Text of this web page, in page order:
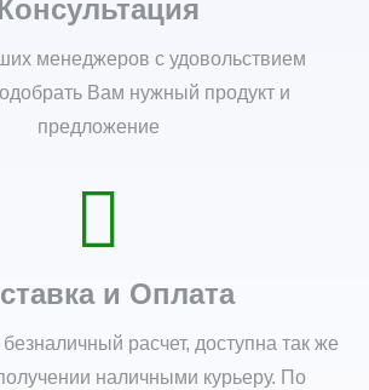
менеджеров с удовольствием
Вам нужный продукт и
предложение
и Оплата
расчет, доступна так же
наличными курьеру. По